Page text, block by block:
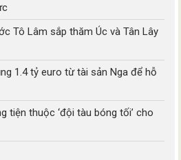
Tô Lâm sắp thăm Úc và Tân Lây
1.4 tỷ euro từ tài sản Nga để hỗ
tiện thuộc ‘đội tàu bóng tối’ cho